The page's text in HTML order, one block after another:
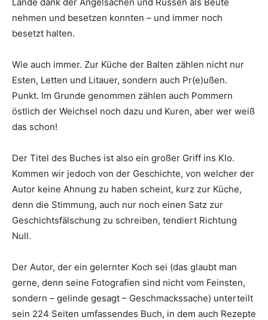
nehmen und besetzen konnten – und immer noch
besetzt halten.
Wie auch immer. Zur Küche der Balten zählen nicht nur
Esten, Letten und Litauer, sondern auch Pr(e)ußen.
Punkt. Im Grunde genommen zählen auch Pommern
östlich der Weichsel noch dazu und Kuren, aber wer weiß
das schon!
Der Titel des Buches ist also ein großer Griff ins Klo.
Kommen wir jedoch von der Geschichte, von welcher der
Autor keine Ahnung zu haben scheint, kurz zur Küche,
denn die Stimmung, auch nur noch einen Satz zur
Geschichtsfälschung zu schreiben, tendiert Richtung
Null.
Der Autor, der ein gelernter Koch sei (das glaubt man
gerne, denn seine Fotografien sind nicht vom Feinsten,
sondern – gelinde gesagt – Geschmackssache) unterteilt
sein 224 Seiten umfassendes Buch, in dem auch Rezepte